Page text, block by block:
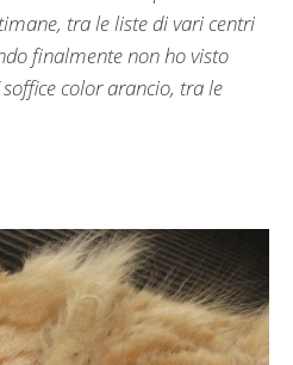
tra le liste di vari centri
finalmente non ho visto
color arancio, tra le